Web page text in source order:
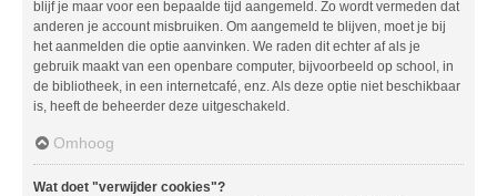
blijf je maar voor een bepaalde tijd aangemeld. Zo wordt vermeden dat
anderen je account misbruiken. Om aangemeld te blijven, moet je bij
het aanmelden die optie aanvinken. We raden dit echter af als je
gebruik maakt van een openbare computer, bijvoorbeeld op school, in
de bibliotheek, in een internetcafé, enz. Als deze optie niet beschikbaar
is, heeft de beheerder deze uitgeschakeld.
Omhoog
Wat doet "verwijder cookies"?